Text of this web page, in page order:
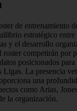
de entrenamiento
estratégico entre
y el desarrollo
competirán por
posicionados
Ligas. La presencia
una
como Arias,
la organización.